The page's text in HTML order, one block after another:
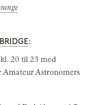
:
20 til 23 med
Amateur Astronomers